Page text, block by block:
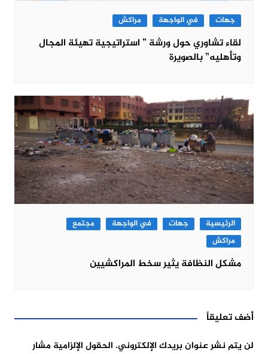
جهات في الواجهة مراكش
لقاء تشاوري حول ورشة ” استراتيجية تهيئة المجال
وتأهليه” بالصويرة
الرئيسية جهات في الواجهة
مجتمع
مراكش
مشكل النظافة يثير سخط المراكشيين
أضف تعليقاً
لن يتم نشر عنوان بريدك الإلكتروني. الحقول الإلزامية مشار